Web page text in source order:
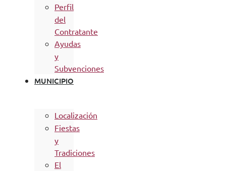
Perfil
del
Contratante
Ayudas
y
Subvenciones
MUNICIPIO
Localización
Fiestas
y
Tradiciones
El